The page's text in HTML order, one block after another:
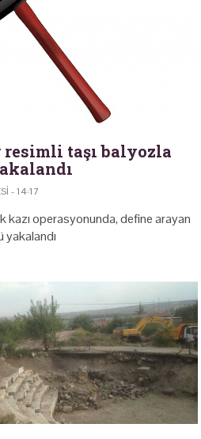
taşı balyozla
- 14:17
kazı operasyonunda, define arayan